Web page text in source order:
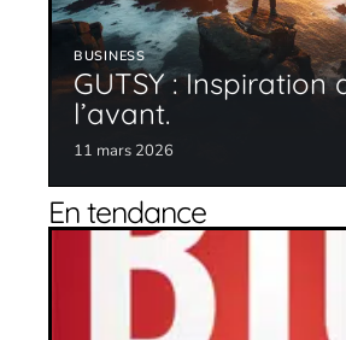
BUSINESS
GUTSY : Inspiration
l’avant.
11 mars 2026
En tendance